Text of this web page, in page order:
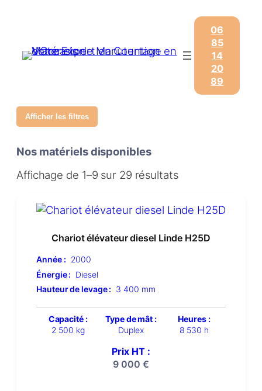
06
85
14
20
89
Afficher les filtres
Nos matériels disponibles
Affichage de 1–9 sur 29 résultats
Chariot élévateur diesel Linde H25D
Année : 2000
Énergie : Diesel
Hauteur de levage : 3 400 mm
Capacité :
2 500 kg
Type de mât :
Duplex
Heures :
8 530 h
Prix HT :
9 000 €